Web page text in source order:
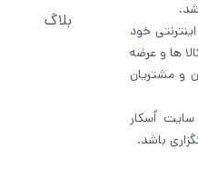
خود
کالا ها و عرضه
و مشتریان
آسان، سایت اُسکار
بلاگ